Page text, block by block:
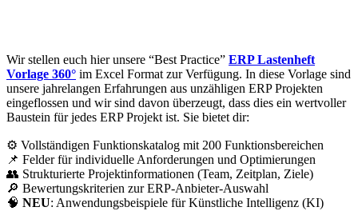
Wir stellen euch hier unsere “Best Practice” ERP Lastenheft
Vorlage 360° im Excel Format zur Verfügung. In diese Vorlage sind
unsere jahrelangen Erfahrungen aus unzähligen ERP Projekten
eingeflossen und wir sind davon überzeugt, dass dies ein wertvoller
Baustein für jedes ERP Projekt ist. Sie bietet dir:
⚙️ Vollständigen Funktionskatalog mit 200 Funktionsbereichen
📌 Felder für individuelle Anforderungen und Optimierungen
👥 Strukturierte Projektinformationen (Team, Zeitplan, Ziele)
🔎 Bewertungskriterien zur ERP-Anbieter-Auswahl
🧠 NEU: Anwendungsbeispiele für Künstliche Intelligenz (KI)